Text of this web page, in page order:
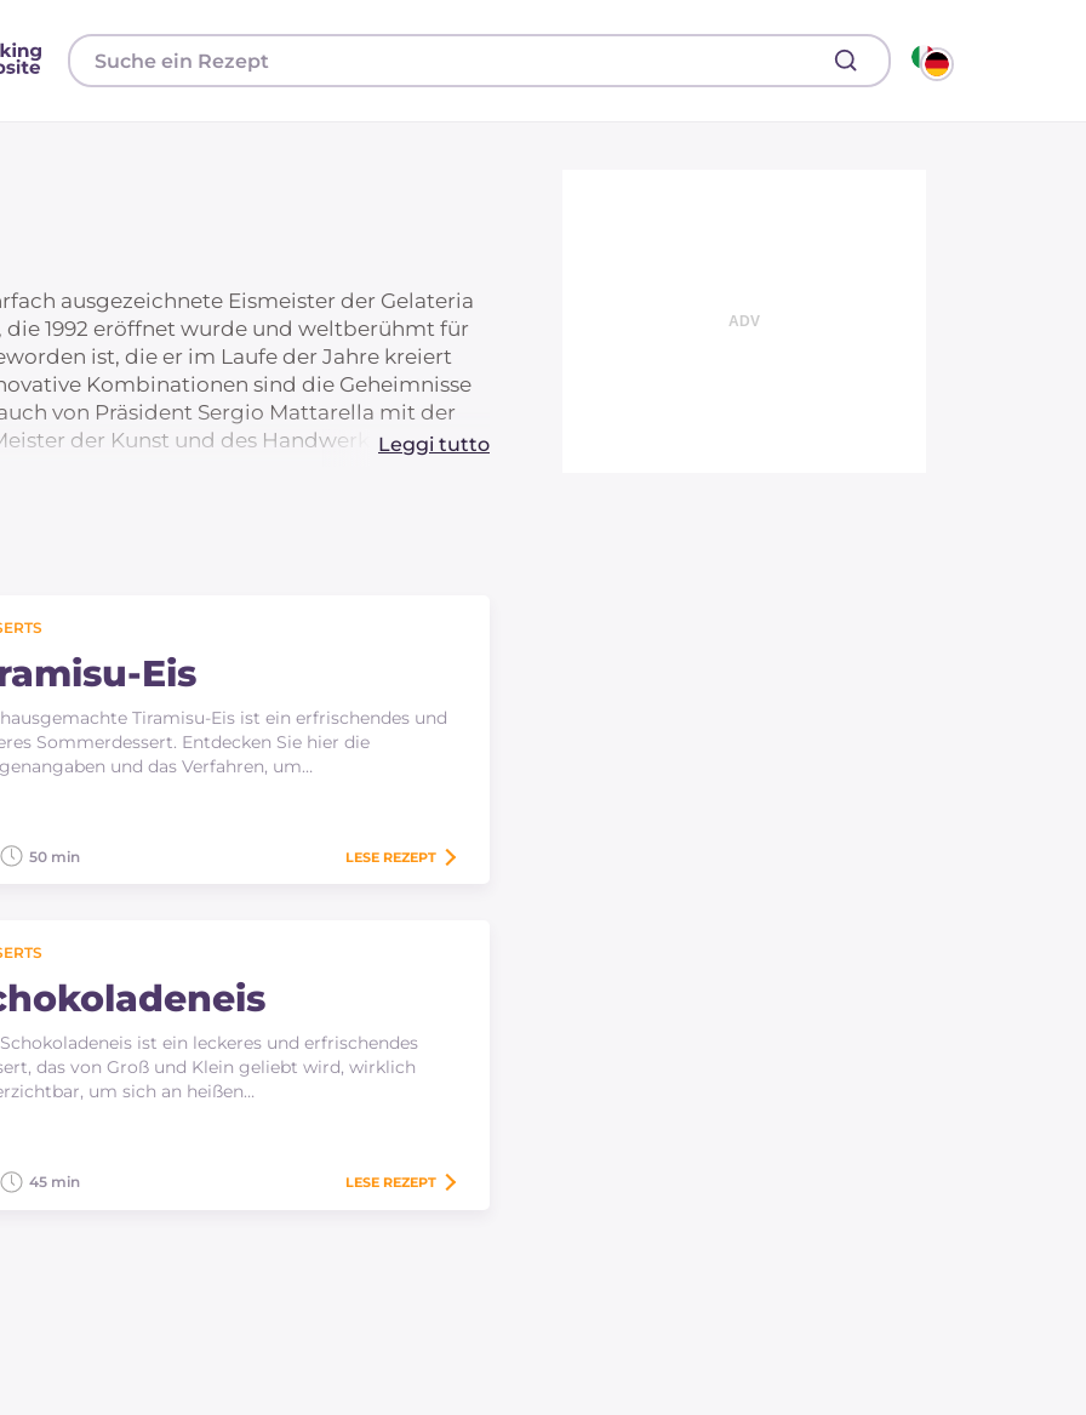
ausgezeichnete Eismeister der Gelateria
1992 eröffnet wurde und weltberühmt für
ist, die er im Laufe der Jahre kreiert
Kombinationen sind die Geheimnisse
von Präsident Sergio Mattarella mit der
der Kunst und des Handwerks'Leggi tutto
Eis
Tiramisu-Eis ist ein erfrischendes und
Sommerdessert. Entdecken Sie hier die
und das Verfahren, um…
50 min LESE REZEPT
ist ein leckeres und erfrischendes
das von Groß und Klein geliebt wird, wirklich
um sich an heißen…
45 min LESE REZEPT